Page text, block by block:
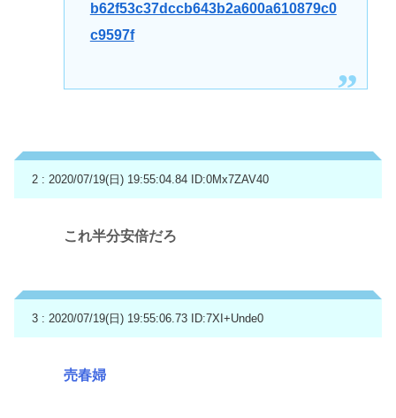
b62f53c37dccb643b2a600a610879c0
c9597f
2 : 2020/07/19(日) 19:55:04.84 ID:0Mx7ZAV40
これ半分安倍だろ
3 : 2020/07/19(日) 19:55:06.73 ID:7XI+Unde0
売春婦